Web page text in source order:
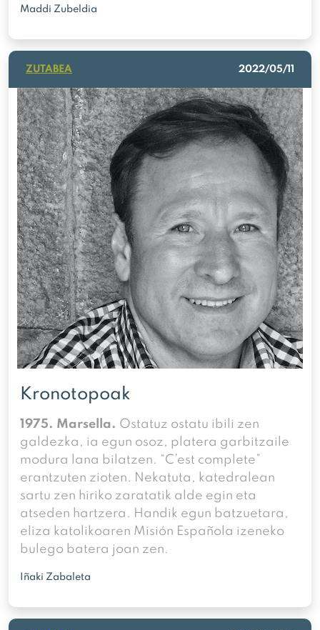
Maddi Zubeldia
ZUTABEA 2022/05/11
Kronotopoak
1975. Marsella. Ostatuz ostatu ibili zen
galdezka, ia egun osoz, platera garbitzaile
modura lana bilatzen. “C’est complete”
erantzuten zioten. Nekatuta, katedralean
sartu zen hiriko zaratatik alde egin eta
atseden hartzera. Handik egun batzuetara,
eliza katolikoaren Misión Española izeneko
bulego batera joan zen.
Iñaki Zabaleta